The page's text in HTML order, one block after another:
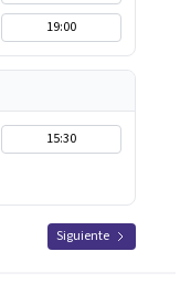
19:00
15:30
Siguiente